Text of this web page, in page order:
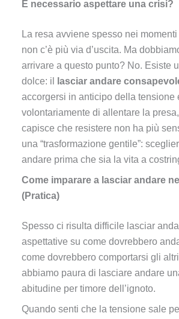
È necessario aspettare una crisi?
La resa avviene spesso nei
non c’è più via d’uscita. Ma
arrivare a questo punto? No. Esiste
dolce: il
lasciar andare
accorgersi in anticipo della tensione
volontariamente di allentare la
capisce che resistere non ha più
una “trasformazione gentile”:
andare prima che sia la vita a
Come imparare a lasciar andare
(Pratica)
Spesso ci risulta difficile lasciar
aspettative su come dovrebbero
come dovrebbero comportarsi gli
abbiamo paura di lasciare andare
abitudine per timore dell’ignoto.
Quando senti che la tensione sale